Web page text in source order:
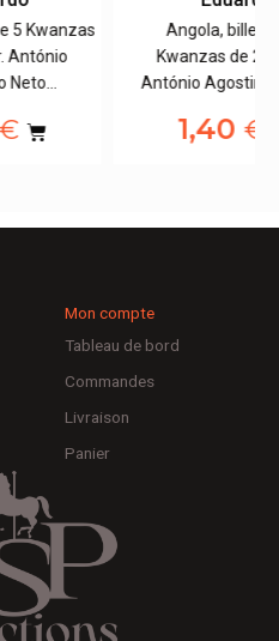
Angola, billet de 10
Kwanzas de 2012, Dr.
António Agostinho Neto…
Mon compte
Tableau de bord
Commandes
Livraison
Panier